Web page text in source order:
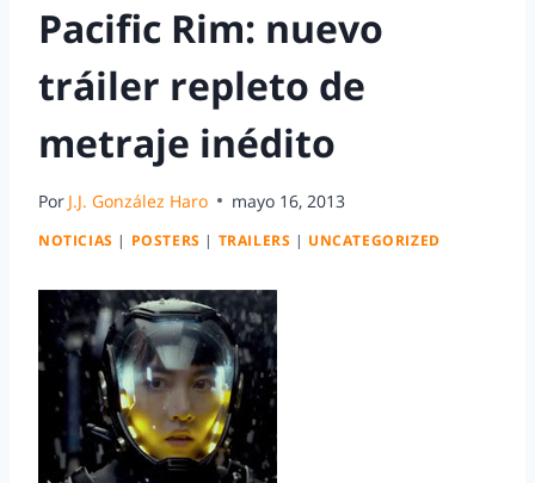
Pacific Rim: nuevo
tráiler repleto de
metraje inédito
Por J.J. González Haro mayo 16, 2013
NOTICIAS | POSTERS | TRAILERS | UNCATEGORIZED